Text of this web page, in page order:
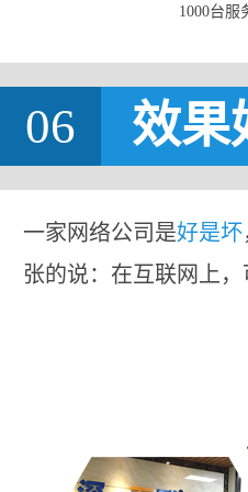
1000台服
06 效果
一家网络公司是好是坏
张的说：在互联网上